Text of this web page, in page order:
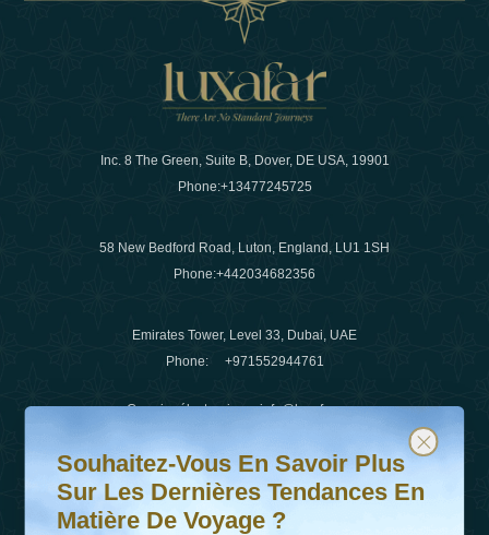
Inc. 8 The Green, Suite B, Dover, DE USA, 19901
Phone:+13477245725
58 New Bedford Road, Luton, England, LU1 1SH
Phone:+442034682356
Emirates Tower, Level 33, Dubai, UAE
Phone: +971552944761
Courrier électronique:info@luxafar.com
WhatsApp N°
+442034682356
+971552944761
Souhaitez-vous en savoir plus sur les dernières
Abonnez-vous à notre newsletter et restez informé
Souhaitez-Vous En Savoir Plus
Sur Les Dernières Tendances En
Matière De Voyage ?